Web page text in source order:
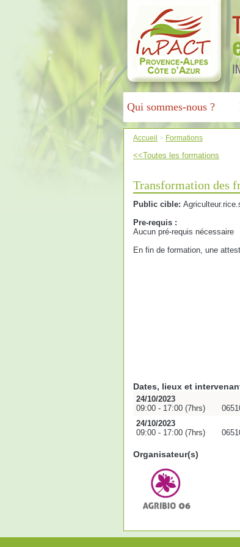
Qui sommes-nous ?
Accueil > Formations
<<Toutes les formations
Transformation des
Public cible:
Pre-requis :
Aucun pré-requis nécessaire
En fin de formation, une
Dates, lieux et
24/10/2023
09:00 - 17:00 (7hrs)
24/10/2023
09:00 - 17:00 (7hrs)
Organisateur(s)